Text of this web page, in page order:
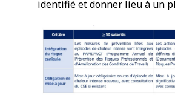
identifié et donner lieu à un